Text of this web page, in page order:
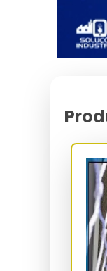
O
NR-18
Cada
ou
O
12x12
de